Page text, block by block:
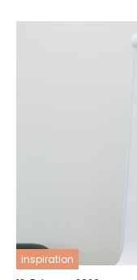
inspiration